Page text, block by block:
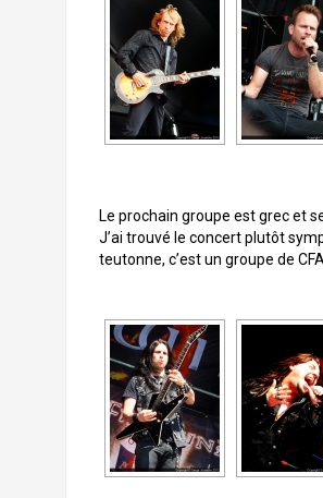
Le prochain groupe est grec et
J’ai trouvé le concert plutôt
teutonne, c’est un groupe de